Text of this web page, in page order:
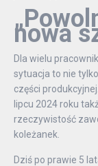
nowa
Dla wielu
sytuacja to nie
części
lipcu 2024 roku
rzeczywistość
koleżanek.
Dziś po prawie 5